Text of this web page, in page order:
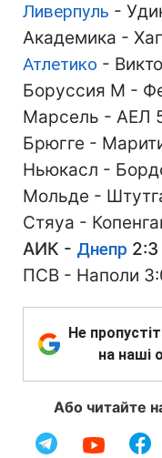
Ливерпуль -
Академика -
Атлетико -
Боруссия М -
Марсель - АЕЛ
Брюгге -
Ньюкасл -
Мольде -
Стяуа -
АИК - Днепр 2:3
ПСВ - Наполи
Не
на наші
Або читайте